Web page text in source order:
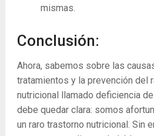
mismas.
Conclusión:
Ahora, sabemos sobre las
tratamientos y la prevención del
nutricional llamado deficiencia
debe quedar clara: somos
un raro trastorno nutricional. Sin